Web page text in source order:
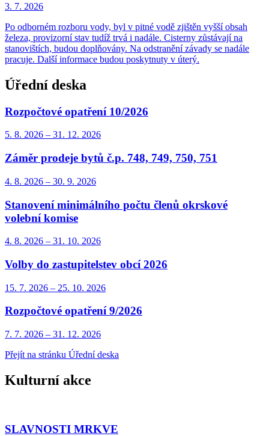
3. 7. 2026
Po odborném rozboru vody, byl v pitné vodě zjištěn vyšší obsah
železa, provizorní stav tudíž trvá i nadále. Cisterny zůstávají na
stanovištích, budou doplňovány. Na odstranění závady se nadále
pracuje. Další informace budou poskytnuty v úterý.
Úřední deska
Rozpočtové opatření 10/2026
5. 8. 2026 – 31. 12. 2026
Záměr prodeje bytů č.p. 748, 749, 750, 751
4. 8. 2026 – 30. 9. 2026
Stanovení minimálního počtu členů okrskové
volební komise
4. 8. 2026 – 31. 10. 2026
Volby do zastupitelstev obcí 2026
15. 7. 2026 – 25. 10. 2026
Rozpočtové opatření 9/2026
7. 7. 2026 – 31. 12. 2026
Přejít na stránku Úřední deska
Kulturní akce
SLAVNOSTI MRKVE